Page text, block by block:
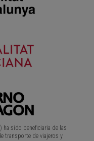
ha sido beneficiaria de las
transporte de viajeros y